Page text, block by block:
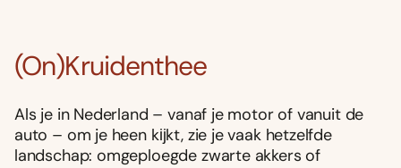
(On)Kruidenthee
Als je in Nederland – vanaf je motor of vanuit de
auto – om je heen kĳkt, zie je vaak hetzelfde
landschap: omgeploegde zwarte akkers of